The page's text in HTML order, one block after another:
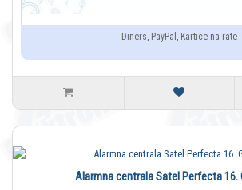
Diners, PayPal, Kartice na rate
Alarmna centrala Satel Perfecta 16.